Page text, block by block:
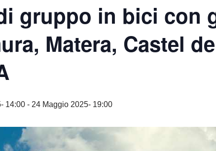
gruppo in bici con
Matera, Castel
14:00 - 24 Maggio 2025- 19:00